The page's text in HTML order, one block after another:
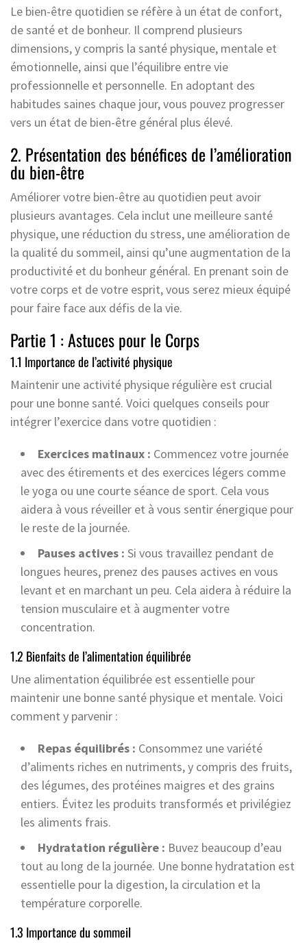
Le bien-être quotidien se réfère à un état de confort,
de santé et de bonheur. Il comprend plusieurs
dimensions, y compris la santé physique, mentale et
émotionnelle, ainsi que l’équilibre entre vie
professionnelle et personnelle. En adoptant des
habitudes saines chaque jour, vous pouvez progresser
vers un état de bien-être général plus élevé.
2. Présentation des bénéfices de l’amélioration
du bien-être
Améliorer votre bien-être au quotidien peut avoir
plusieurs avantages. Cela inclut une meilleure santé
physique, une réduction du stress, une amélioration de
la qualité du sommeil, ainsi qu’une augmentation de la
productivité et du bonheur général. En prenant soin de
votre corps et de votre esprit, vous serez mieux équipé
pour faire face aux défis de la vie.
Partie 1 : Astuces pour le Corps
1.1 Importance de l’activité physique
Maintenir une activité physique régulière est crucial
pour une bonne santé. Voici quelques conseils pour
intégrer l’exercice dans votre quotidien :
Exercices matinaux : Commencez votre journée
avec des étirements et des exercices légers comme
le yoga ou une courte séance de sport. Cela vous
aidera à vous réveiller et à vous sentir énergique pour
le reste de la journée.
Pauses actives : Si vous travaillez pendant de
longues heures, prenez des pauses actives en vous
levant et en marchant un peu. Cela aidera à réduire la
tension musculaire et à augmenter votre
concentration.
1.2 Bienfaits de l’alimentation équilibrée
Une alimentation équilibrée est essentielle pour
maintenir une bonne santé physique et mentale. Voici
comment y parvenir :
Repas équilibrés : Consommez une variété
d’aliments riches en nutriments, y compris des fruits,
des légumes, des protéines maigres et des grains
entiers. Évitez les produits transformés et privilégiez
les aliments frais.
Hydratation régulière : Buvez beaucoup d’eau
tout au long de la journée. Une bonne hydratation est
essentielle pour la digestion, la circulation et la
température corporelle.
1.3 Importance du sommeil